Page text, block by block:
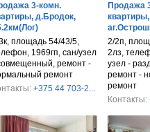
3-комн.
д.Бродок,
площадь 54/43/5,
1969гп, сан/узел
ремонт -
ремонт
+375 44 703-2...
Продажа
квартиры,
2/2п,
2лз,
узел -
ремонт -
ремонт
Контакты: